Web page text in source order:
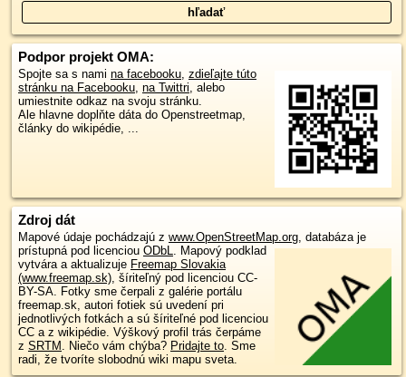
Podpor projekt OMA:
Spojte sa s nami na facebooku, zdieľajte túto
stránku na Facebooku, na Twittri, alebo
umiestnite odkaz na svoju stránku.
Ale hlavne doplňte dáta do Openstreetmap,
články do wikipédie, ...
Zdroj dát
Mapové údaje pochádzajú z www.OpenStreetMap.org, databáza je
prístupná pod licenciou ODbL. Mapový podklad
vytvára a aktualizuje Freemap Slovakia
(www.freemap.sk), šíriteľný pod licenciou CC-
BY-SA. Fotky sme čerpali z galérie portálu
freemap.sk, autori fotiek sú uvedení pri
jednotlivých fotkách a sú šíriteľné pod licenciou
CC a z wikipédie. Výškový profil trás čerpáme
z SRTM . Niečo vám chýba? Pridajte to. Sme
radi, že tvoríte slobodnú wiki mapu sveta.